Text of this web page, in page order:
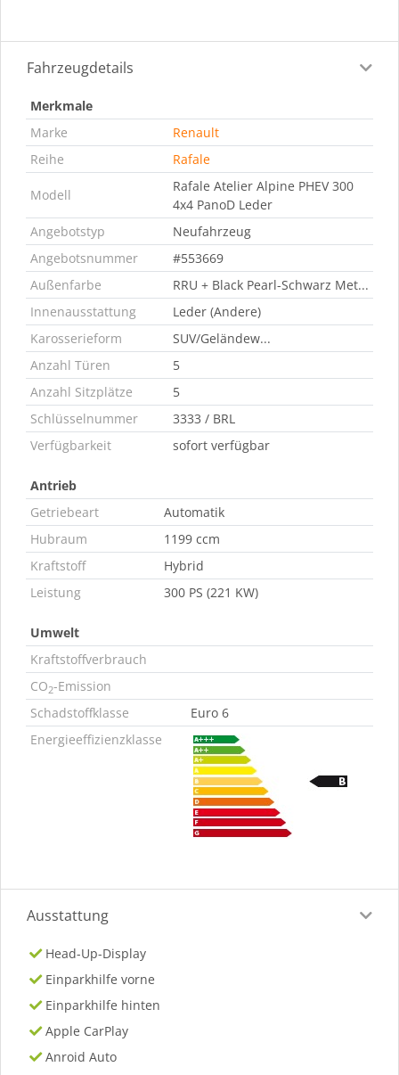
Fahrzeugdetails
Merkmale
Marke
Renault
Reihe
Rafale
Modell
Rafale Atelier Alpine PHEV 300
4x4 PanoD Leder
Angebotstyp
Neufahrzeug
Angebotsnummer
#553669
Außenfarbe
RRU + Black Pearl-Schwarz Met...
Innenausstattung
Leder (Andere)
Karosserieform
SUV/Geländew...
Anzahl Türen
5
Anzahl Sitzplätze
5
Schlüsselnummer
3333 / BRL
Verfügbarkeit
sofort verfügbar
Antrieb
Getriebeart
Automatik
Hubraum
1199 ccm
Kraftstoff
Hybrid
Leistung
300 PS (221 KW)
Umwelt
Kraftstoffverbrauch
CO2-Emission
Schadstoffklasse
Euro 6
Energieeffizienzklasse
Ausstattung
Head-Up-Display
Einparkhilfe vorne
Einparkhilfe hinten
Apple CarPlay
Anroid Auto